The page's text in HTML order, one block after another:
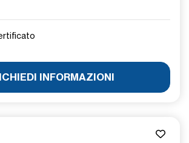
INFORMAZIONI